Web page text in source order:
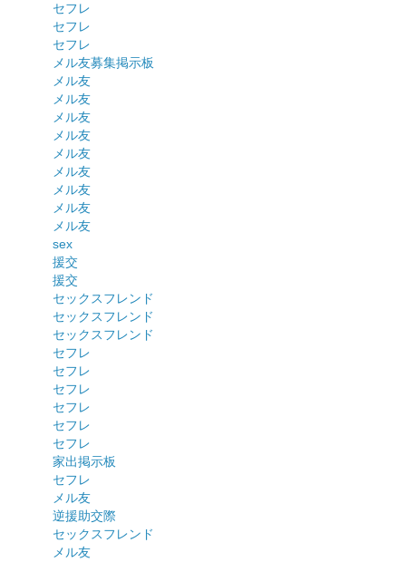
セフレ
セフレ
セフレ
メル友募集掲示板
メル友
メル友
メル友
メル友
メル友
メル友
メル友
メル友
メル友
sex
援交
援交
セックスフレンド
セックスフレンド
セックスフレンド
セフレ
セフレ
セフレ
セフレ
セフレ
セフレ
家出掲示板
セフレ
メル友
逆援助交際
セックスフレンド
メル友